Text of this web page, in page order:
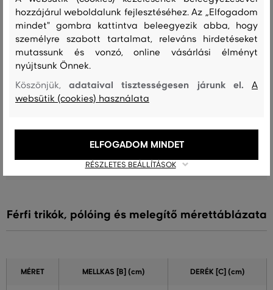
A méret sokkal kisebb, mint amit
viselek
0
A méret egy kicsit kisebb, mint
amit viselek
A méret megegyezik az általam
szokásosan viselt mérettel
amit általában viselek
0
Férfi trikók, pólóing és melegítő mérettáblázata
MÉRET MELLKAS [B] (cm) DERÉK [C] (cm)
hozzájárul weboldalunk fejlesztéséhez. Az „Elfogadom
mindet" gombra kattintva beleegyezik abba, hogy
személyre szabott tartalmat, releváns hirdetéseket
mutassunk és vonzó, online vásárlási élményt
nyújtsunk Önnek.
Köszönjük,adataival tisztességesen járunk el.A
websütik (cookies) használata
RÉSZLETES BEÁLLÍTÁSOK
ELFOGADOM MINDET